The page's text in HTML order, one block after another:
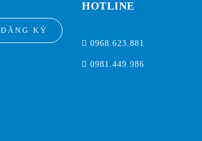
ĐĂNG KÝ
HOTLINE
0968.623.881
0981.449.986